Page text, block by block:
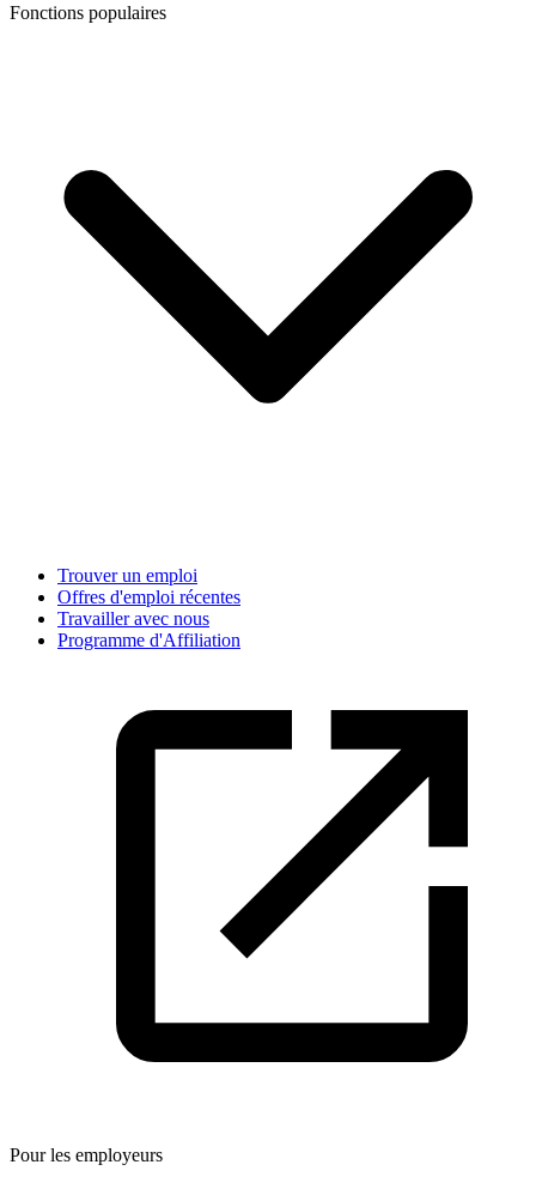
Fonctions populaires
Trouver un emploi
Offres d'emploi récentes
Travailler avec nous
Programme d'Affiliation
Pour les employeurs